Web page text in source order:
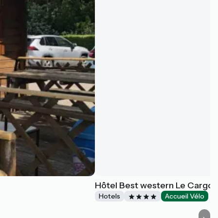
Hôtel Best western Le Cargo
Hotels Accueil Vélo